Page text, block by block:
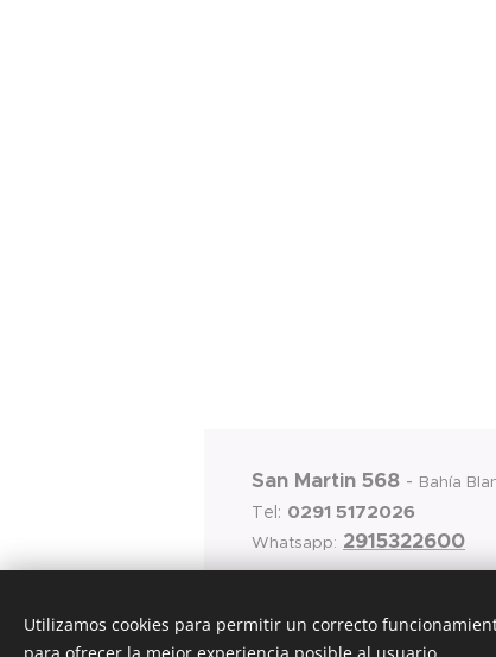
San Martin 568 - Bahía
Tel: 0291 5172026
Whatsapp: 2915322600
Utilizamos cookies para permitir un correcto